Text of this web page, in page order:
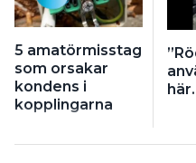
5 amatörmisstag
som orsakar
kondens i
kopplingarna